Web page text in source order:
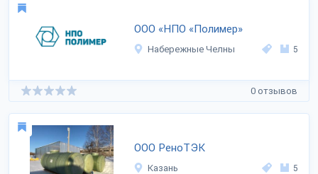
ООО «НПО «Полимер»
Набережные Челны 5
0 отзывов
ООО РеноТЭК
Казань 5